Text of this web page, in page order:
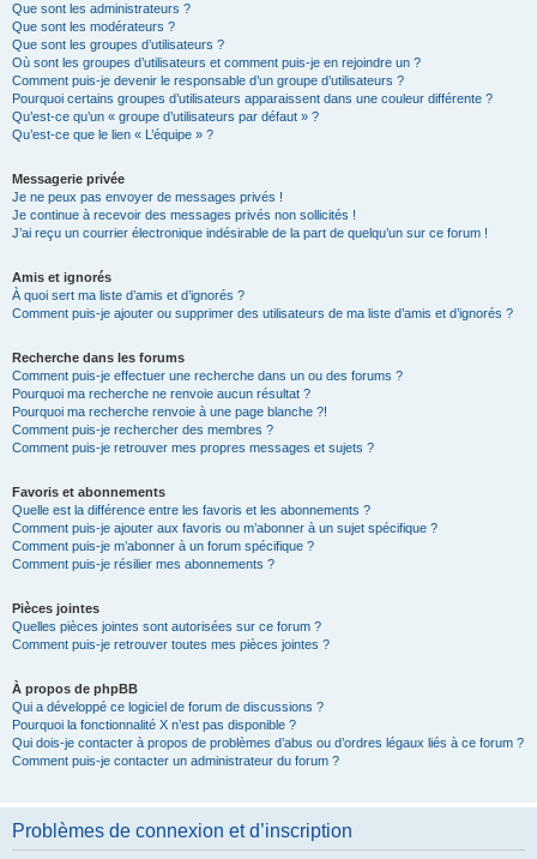
Que sont les administrateurs ?
Que sont les modérateurs ?
Que sont les groupes d’utilisateurs ?
Où sont les groupes d’utilisateurs et comment puis-je en rejoindre un ?
Comment puis-je devenir le responsable d’un groupe d’utilisateurs ?
Pourquoi certains groupes d’utilisateurs apparaissent dans une couleur différente ?
Qu’est-ce qu’un « groupe d’utilisateurs par défaut » ?
Qu’est-ce que le lien « L’équipe » ?
Messagerie privée
Je ne peux pas envoyer de messages privés !
Je continue à recevoir des messages privés non sollicités !
J’ai reçu un courrier électronique indésirable de la part de quelqu’un sur ce forum !
Amis et ignorés
À quoi sert ma liste d’amis et d’ignorés ?
Comment puis-je ajouter ou supprimer des utilisateurs de ma liste d’amis et d’ignorés ?
Recherche dans les forums
Comment puis-je effectuer une recherche dans un ou des forums ?
Pourquoi ma recherche ne renvoie aucun résultat ?
Pourquoi ma recherche renvoie à une page blanche ?!
Comment puis-je rechercher des membres ?
Comment puis-je retrouver mes propres messages et sujets ?
Favoris et abonnements
Quelle est la différence entre les favoris et les abonnements ?
Comment puis-je ajouter aux favoris ou m’abonner à un sujet spécifique ?
Comment puis-je m’abonner à un forum spécifique ?
Comment puis-je résilier mes abonnements ?
Pièces jointes
Quelles pièces jointes sont autorisées sur ce forum ?
Comment puis-je retrouver toutes mes pièces jointes ?
À propos de phpBB
Qui a développé ce logiciel de forum de discussions ?
Pourquoi la fonctionnalité X n’est pas disponible ?
Qui dois-je contacter à propos de problèmes d’abus ou d’ordres légaux liés à ce forum ?
Comment puis-je contacter un administrateur du forum ?
Problèmes de connexion et d’inscription